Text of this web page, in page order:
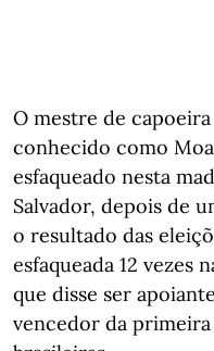
O mestre de
conhecido como
esfaqueado nesta
Salvador, depois de
o resultado das
esfaqueada 12 vezes
que disse ser
vencedor da